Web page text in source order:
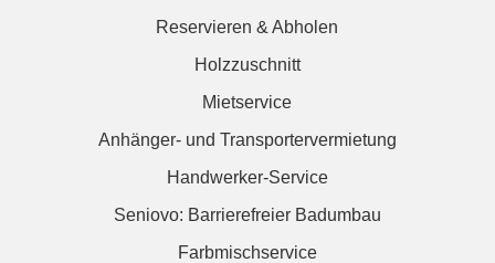
Reservieren & Abholen
Holzzuschnitt
Mietservice
Anhänger- und Transportervermietung
Handwerker-Service
Seniovo: Barrierefreier Badumbau
Farbmischservice